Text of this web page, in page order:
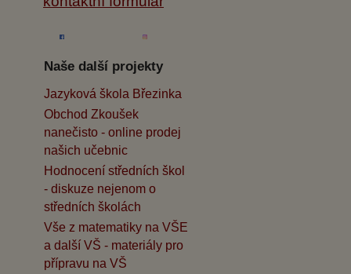
Naše další projekty
Jazyková škola Březinka
Obchod Zkoušek
nanečisto - online prodej
našich učebnic
Hodnocení středních škol
- diskuze nejenom o
středních školách
Vše z matematiky na VŠE
a další VŠ - materiály pro
přípravu na VŠ